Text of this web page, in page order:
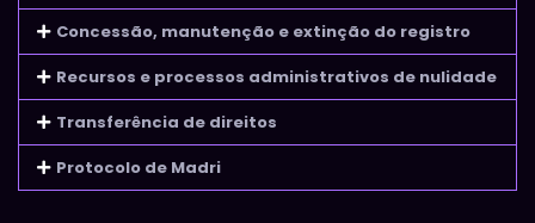
Concessão, manutenção e extinção do registro
Recursos e processos administrativos de nulidade
Transferência de direitos
Protocolo de Madri